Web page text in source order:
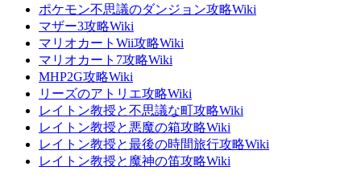
ポケモン不思議のダンジョン攻略Wiki
マザー3攻略Wiki
マリオカートWii攻略Wiki
マリオカート7攻略Wiki
MHP2G攻略Wiki
リーズのアトリエ攻略Wiki
レイトン教授と不思議な町攻略Wiki
レイトン教授と悪魔の箱攻略Wiki
レイトン教授と最後の時間旅行攻略Wiki
レイトン教授と魔神の笛攻略Wiki